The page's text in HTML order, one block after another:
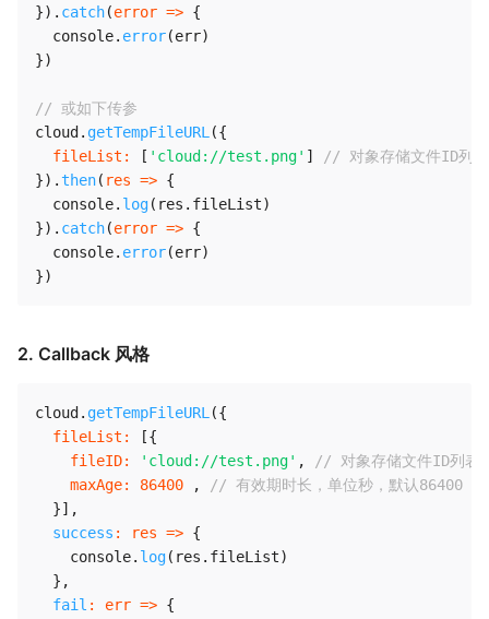
}) . catch(error => {
  console
. error(err)
})
// 或如下传参
cloud . getTempFileURL ({
fileList : [ 'cloud://test.png' ]
// 对象存储文件ID列表
}) .then( res => {
  console
. log( res . fileList)
}) . catch(error => {
  console
. error(err)
})
2. Callback 风格
cloud . getTempFileURL ({
fileList : [{
fileID: 'cloud://test.png' ,
// 对象存储文件ID列表
maxAge: 86400 ,
// 有效期时长，单位秒，默认86400
}] ,
success : res => {
    console
. log( res . fileList)
} ,
fail : err => {